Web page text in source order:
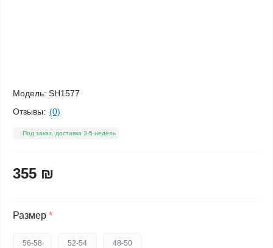
Модель: SH1577
Отзывы: (0)
Под заказ, доставка 3-5 недель
355 ₪
Размер *
56-58 52-54 48-50